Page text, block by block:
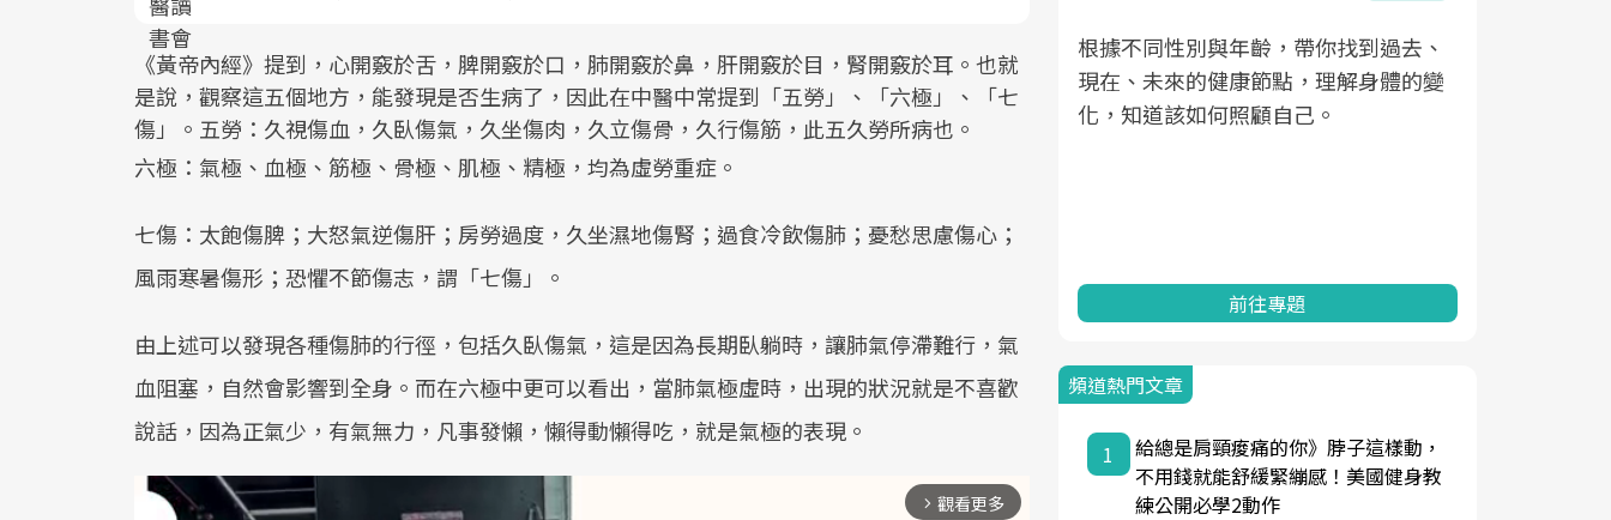
《黃帝內經》提到，心開竅於舌，脾開竅於口，肺開竅於鼻，肝開竅於目，腎開竅於耳。也就
是說，觀察這五個地方，能發現是否生病了，因此在中醫中常提到「五勞」、「六極」、「七
傷」。五勞：久視傷血，久臥傷氣，久坐傷肉，久立傷骨，久行傷筋，此五久勞所病也。
六極：氣極、血極、筋極、骨極、肌極、精極，均為虛勞重症。
七傷：太飽傷脾；大怒氣逆傷肝；房勞過度，久坐濕地傷腎；過食冷飲傷肺；憂愁思慮傷心；
風雨寒暑傷形；恐懼不節傷志，謂「七傷」。
由上述可以發現各種傷肺的行徑，包括久臥傷氣，這是因為長期臥躺時，讓肺氣停滯難行，氣
血阻塞，自然會影響到全身。而在六極中更可以看出，當肺氣極虛時，出現的狀況就是不喜歡
說話，因為正氣少，有氣無力，凡事發懶，懶得動懶得吃，就是氣極的表現。
arrow_forward_ios 觀看更多
面對超高齡社會的浪潮，台灣正在快速
邁向「健康照護」的新時代。隨著國家
政策如「健康台灣推動委員會」與「長
照3.0」的推進，「預防醫學」已成全民
關注的核心議題。然而，健檢不只是醫
狀況、啟動健康管理的重要起點。
2025年，就到良醫生活祭體驗「一站式
健康新生活」，從講座、體驗到運動，
全面啟動你的健康革命！
良醫健康網從「換季的身體變化」出
發，透過醫學觀點與日常感受的對話，
建立對亞健康的認知，進而引導實際的
改善行動。
根據不同性別與年齡，帶你找到過去、
現在、未來的健康節點，理解身體的變
化，知道該如何照顧自己。
前往專題
頻道熱門文章
1
給總是肩頸痠痛的你》脖子這樣動，
不用錢就能舒緩緊繃感！美國健身教
練公開必學2動作